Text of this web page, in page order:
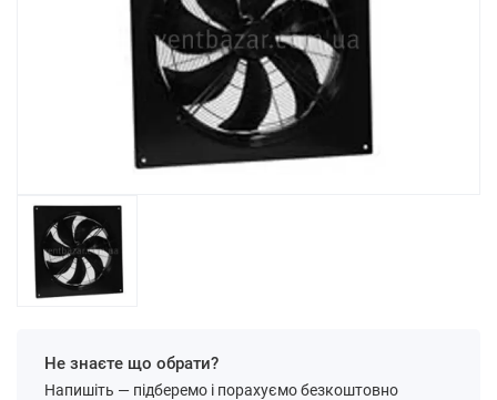
Не знаєте що обрати?
Напишіть — підберемо і порахуємо безкоштовно